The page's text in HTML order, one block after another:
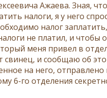
Ажаева. Зная,
налоги, я у него
налог
не платил, и чтобы
меня привел в
свинец, и сообщаю об
на него, отправлено
6-го отделения